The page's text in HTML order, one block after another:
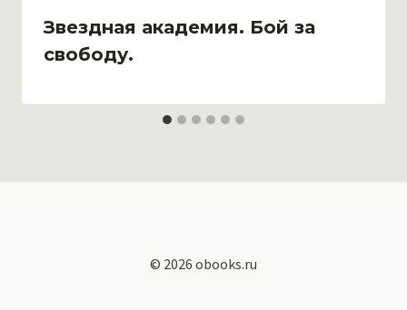
Звездная академия. Бой за
свободу.
© 2026 obooks.ru